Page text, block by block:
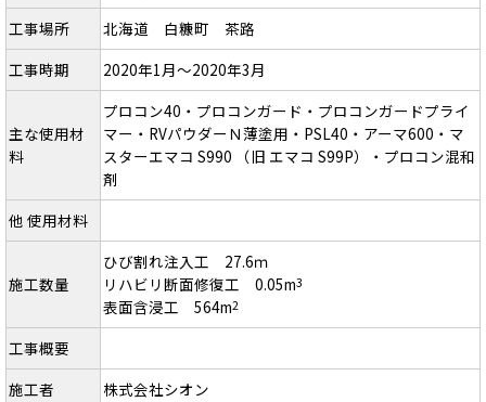
工事場所
北海道 白糠町 茶路
工事時期
2020年1月～2020年3月
主な使用材
料
プロコン40・プロコンガード・プロコンガードプライ
マー・RVパウダーＮ薄塗用・PSL40・アーマ600・マ
スターエマコ S990 （旧 エマコ S99P）・プロコン混和
剤
他 使用材料
施工数量
ひび割れ注入工 27.6ｍ
リハビリ断面修復工 0.05m3
表面含浸工 564m2
工事概要
施工者
株式会社シオン